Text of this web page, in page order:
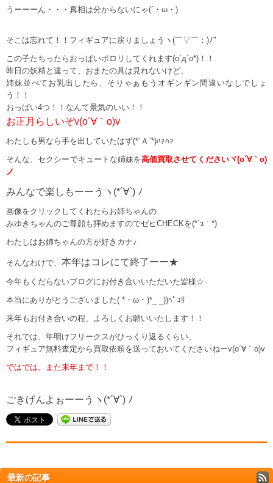
うーーーん・・・真相は分からないにゃ(´・ω・)
そこは忘れて！！フィギュアに戻りましょうヽ(￣▽￣：)ﾉ"
この子たちったらおっぱいポロリしてくれます(o`д´o*)！！
昨日の妖精と違って、おまたの具は見れないけど、
姉妹並べてお乳出したら、そりゃぁもうオギンギン間違いなしでしょ
う！！
おっぱい4つ！！なんて景気のいい！！
お正月らしいぞv(o´∀｀o)v
わたしも男なら手を出していたはず(*´Ａ`*)ﾊｧﾊｧ
そんな、セクシーでキュートな姉妹を高価買取させてくださいヾ(o´∀｀o)
ノ
みんなで楽しもーーうヽ(*´∀`) ﾉ
画像をクリックしてくれたらお姉ちゃんの
みゆきちゃんのご尊顔も拝めますのでゼヒCHECKを(*´з｀*)
わたしはお姉ちゃんの方が好きカナ♪
そんなわけで、 本年はコレにて終了ーー★
今年もくだらないブログにお付き合いいただいた皆様☆
本当にありがとうございました( *・ω・)*_ _))ﾍﾟｺﾘ
来年もお付き合いの程、よろしくお願いいたします！！
それでは、年明けフリークスがひっくり返るくらい、
フィギュア無料査定から買取依頼を送っておいてくださいねーv(o´∀｀o)v
ではでは、また来年まで！！
ごきげんよぉーーうヽ(*´∀`) ﾉ
最新の記事